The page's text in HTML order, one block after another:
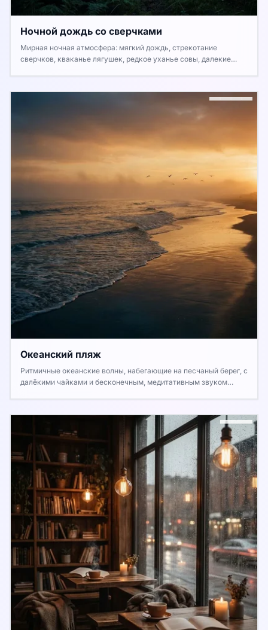
Ночной дождь со сверчками
Мирная ночная атмосфера: мягкий дождь, стрекотание
сверчков, кваканье лягушек, редкое уханье совы, далекие
Океанский пляж
Ритмичные океанские волны, набегающие на песчаный берег, с
далёкими чайками и бесконечным, медитативным звуком